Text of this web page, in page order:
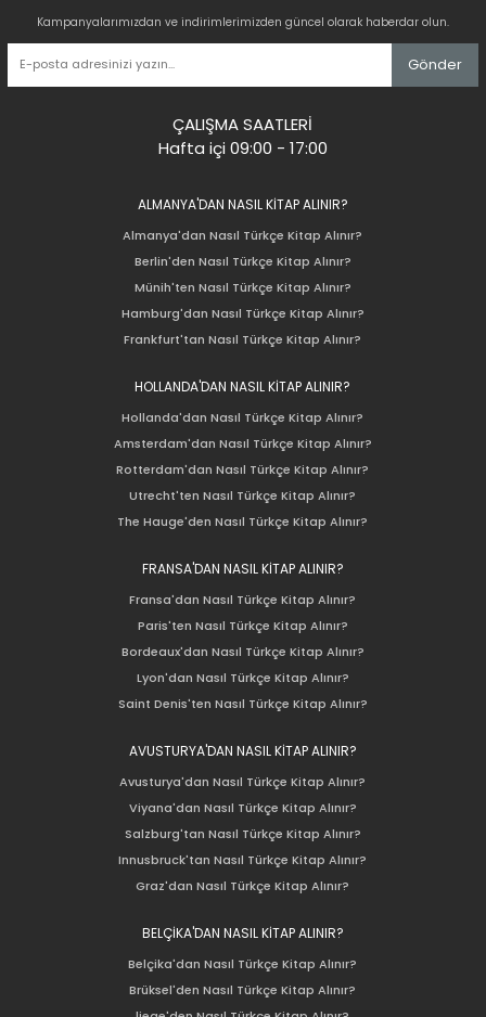
Kampanyalarımızdan ve indirimlerimizden güncel olarak haberdar olun.
Gönder
ÇALIŞMA SAATLERİ
Hafta içi 09:00 - 17:00
ALMANYA'DAN NASIL KİTAP ALINIR?
Almanya'dan Nasıl Türkçe Kitap Alınır?
Berlin'den Nasıl Türkçe Kitap Alınır?
Münih'ten Nasıl Türkçe Kitap Alınır?
Hamburg'dan Nasıl Türkçe Kitap Alınır?
Frankfurt'tan Nasıl Türkçe Kitap Alınır?
HOLLANDA'DAN NASIL KİTAP ALINIR?
Hollanda'dan Nasıl Türkçe Kitap Alınır?
Amsterdam'dan Nasıl Türkçe Kitap Alınır?
Rotterdam'dan Nasıl Türkçe Kitap Alınır?
Utrecht'ten Nasıl Türkçe Kitap Alınır?
The Hauge'den Nasıl Türkçe Kitap Alınır?
FRANSA'DAN NASIL KİTAP ALINIR?
Fransa'dan Nasıl Türkçe Kitap Alınır?
Paris'ten Nasıl Türkçe Kitap Alınır?
Bordeaux'dan Nasıl Türkçe Kitap Alınır?
Lyon'dan Nasıl Türkçe Kitap Alınır?
Saint Denis'ten Nasıl Türkçe Kitap Alınır?
AVUSTURYA'DAN NASIL KİTAP ALINIR?
Avusturya'dan Nasıl Türkçe Kitap Alınır?
Viyana'dan Nasıl Türkçe Kitap Alınır?
Salzburg'tan Nasıl Türkçe Kitap Alınır?
Innusbruck'tan Nasıl Türkçe Kitap Alınır?
Graz'dan Nasıl Türkçe Kitap Alınır?
BELÇİKA'DAN NASIL KİTAP ALINIR?
Belçika'dan Nasıl Türkçe Kitap Alınır?
Brüksel'den Nasıl Türkçe Kitap Alınır?